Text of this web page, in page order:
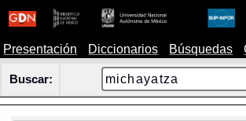
Presentación Diccionarios Búsquedas
Buscar: